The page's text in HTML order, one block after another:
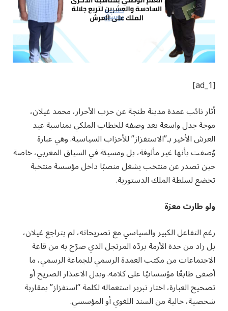
[ad_1]
أثار نائب عمدة مدينة طنجة عن حزب الأحرار، محمد غيلان،
موجة جدل واسعة بعد وصفه للخطاب الملكي بمناسبة عيد
العرش الأخير بـ”الاستفزاز” للأحزاب السياسية. وهي عبارة
وُصفت بأنها غير مألوفة، بل ومسيئة في السياق المغربي، خاصة
حين تصدر عن منتخب يشغل منصبًا داخل مؤسسة منتخبة
تخضع لسلطة الملك الدستورية.
ولو طارت معزة
رغم التفاعل الكبير والسياسي مع تصريحاته، لم يتراجع غيلان،
بل زاد من حدة الأزمة بردّه المرتجل الذي صرّح به من قاعة
الاجتماعات من مكتب العمدة الرسمي للجماعة الرسمي، ما
أضفى طابعًا مؤسساتيًا على كلامه. وبدل الاعتذار الصريح أو
تصحيح العبارة، اختار تبرير استعماله لكلمة “استفزاز” بمقاربة
شخصية، خالية من السند اللغوي أو المؤسسي.